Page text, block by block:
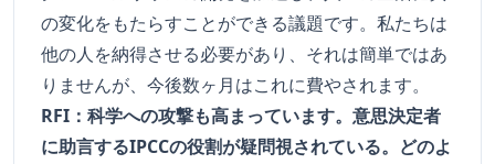
の変化をもたらすことができる議題です。私たちは
他の人を納得させる必要があり、それは簡単ではあ
りませんが、今後数ヶ月はこれに費やされます。
RFI：科学への攻撃も高まっています。意思決定者
に助言するIPCCの役割が疑問視されている。どのよ